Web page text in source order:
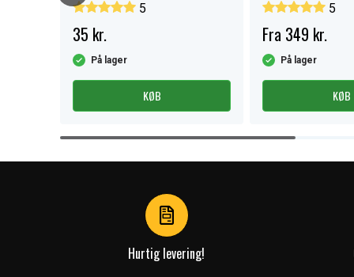
5
35 kr.
På lager
KØB
5
Fra 349 kr.
På lager
KØB
Item
Hurtig levering!